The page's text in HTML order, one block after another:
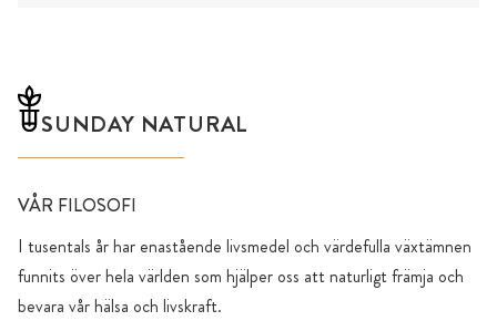
SUNDAY NATURAL
VÅR FILOSOFI
I tusentals år har enastående livsmedel och värdefulla växtämnen
funnits över hela världen som hjälper oss att naturligt främja och
bevara vår hälsa och livskraft.